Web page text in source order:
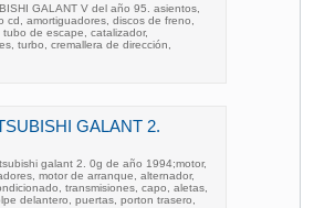
GALANT V del año 95. asientos,
cd, amortiguadores, discos de freno,
de escape, catalizador,
turbo, cremallera de dirección,
GALANT 2.
galant 2. 0g de año 1994;motor,
motor de arranque, alternador,
transmisiones, capo, aletas,
delantero, puertas, porton trasero,